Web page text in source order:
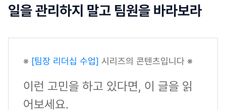
일을 관리하지 말고 팀원을 바라보라
※ [팀장 리더십 수업] 시리즈의 콘텐츠입니다 ※
이런 고민을 하고 있다면, 이 글을 읽
어보세요.